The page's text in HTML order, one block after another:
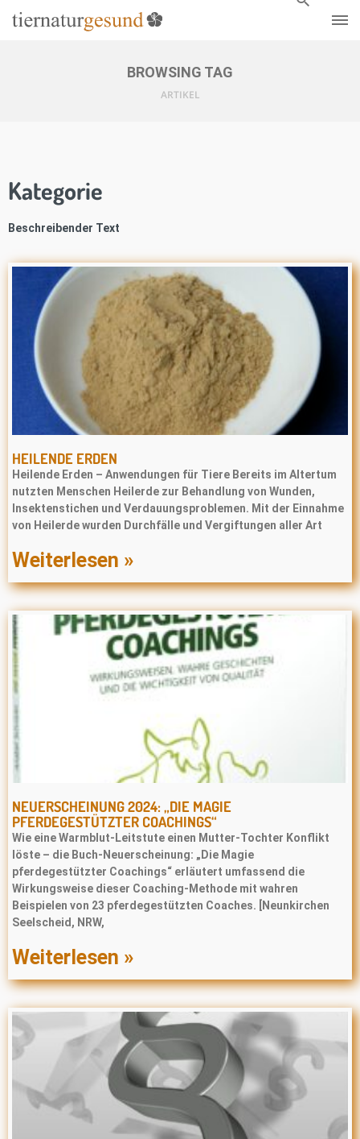
BROWSING TAG
ARTIKEL
Kategorie
Beschreibender Text
HEILENDE ERDEN
Heilende Erden – Anwendungen für Tiere Bereits im Altertum
nutzten Menschen Heilerde zur Behandlung von Wunden,
Insektenstichen und Verdauungsproblemen. Mit der Einnahme
von Heilerde wurden Durchfälle und Vergiftungen aller Art
Weiterlesen »
NEUERSCHEINUNG 2024: „DIE MAGIE
PFERDEGESTÜTZTER COACHINGS“
Wie eine Warmblut-Leitstute einen Mutter-Tochter Konflikt
löste – die Buch-Neuerscheinung: „Die Magie
pferdegestützter Coachings“ erläutert umfassend die
Wirkungsweise dieser Coaching-Methode mit wahren
Beispielen von 23 pferdegestützten Coaches. [Neunkirchen
Seelscheid, NRW,
Weiterlesen »